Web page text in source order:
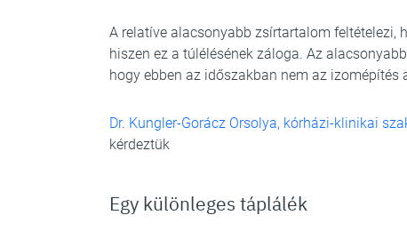
A relatíve alacsonyabb zsírtartalom feltételezi,
hiszen ez a túlélésének záloga. Az
hogy ebben az időszakban nem az izomépítés
Dr. Kungler-Gorácz Orsolya, kórházi-klinikai
kérdeztük
Egy különleges táplálék